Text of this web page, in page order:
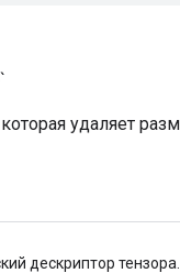
удаляет
дескриптор тензора.